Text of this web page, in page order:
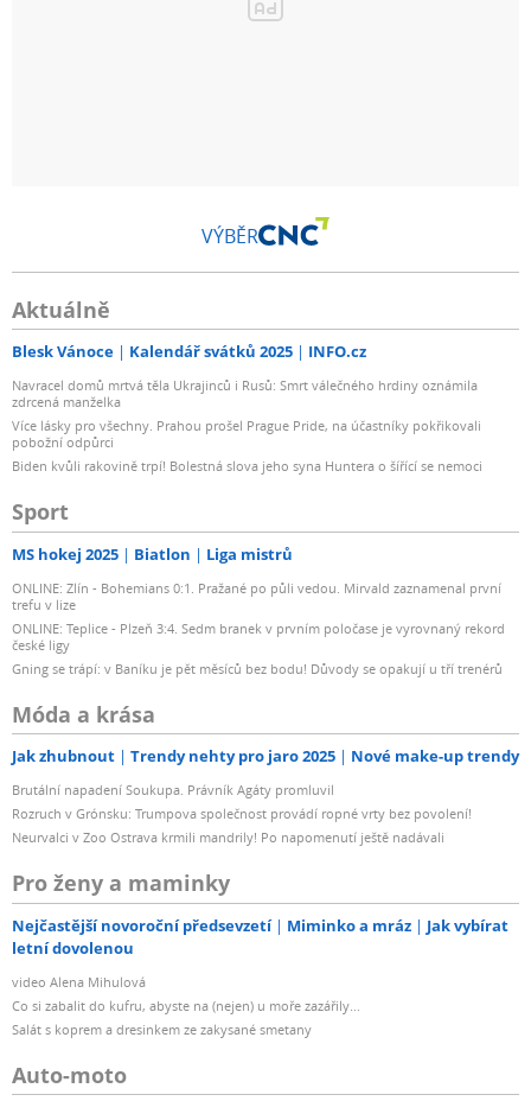
VÝBĚR
Aktuálně
Blesk Vánoce Kalendář svátků 2025 INFO.cz
Navracel domů mrtvá těla Ukrajinců i Rusů: Smrt válečného hrdiny oznámila
zdrcená manželka
Více lásky pro všechny. Prahou prošel Prague Pride, na účastníky pokřikovali
pobožní odpůrci
Biden kvůli rakovině trpí! Bolestná slova jeho syna Huntera o šířící se nemoci
Sport
MS hokej 2025 Biatlon Liga mistrů
ONLINE: Zlín - Bohemians 0:1. Pražané po půli vedou. Mirvald zaznamenal první
trefu v lize
ONLINE: Teplice - Plzeň 3:4. Sedm branek v prvním poločase je vyrovnaný rekord
české ligy
Gning se trápí: v Baníku je pět měsíců bez bodu! Důvody se opakují u tří trenérů
Móda a krása
Jak zhubnout Trendy nehty pro jaro 2025 Nové make-up trendy
Brutální napadení Soukupa. Právník Agáty promluvil
Rozruch v Grónsku: Trumpova společnost provádí ropné vrty bez povolení!
Neurvalci v Zoo Ostrava krmili mandrily! Po napomenutí ještě nadávali
Pro ženy a maminky
Nejčastější novoroční předsevzetí Miminko a mráz
Jak vybírat
letní dovolenou
video Alena Mihulová
Co si zabalit do kufru, abyste na (nejen) u moře zazářily...
Salát s koprem a dresinkem ze zakysané smetany
Auto-moto